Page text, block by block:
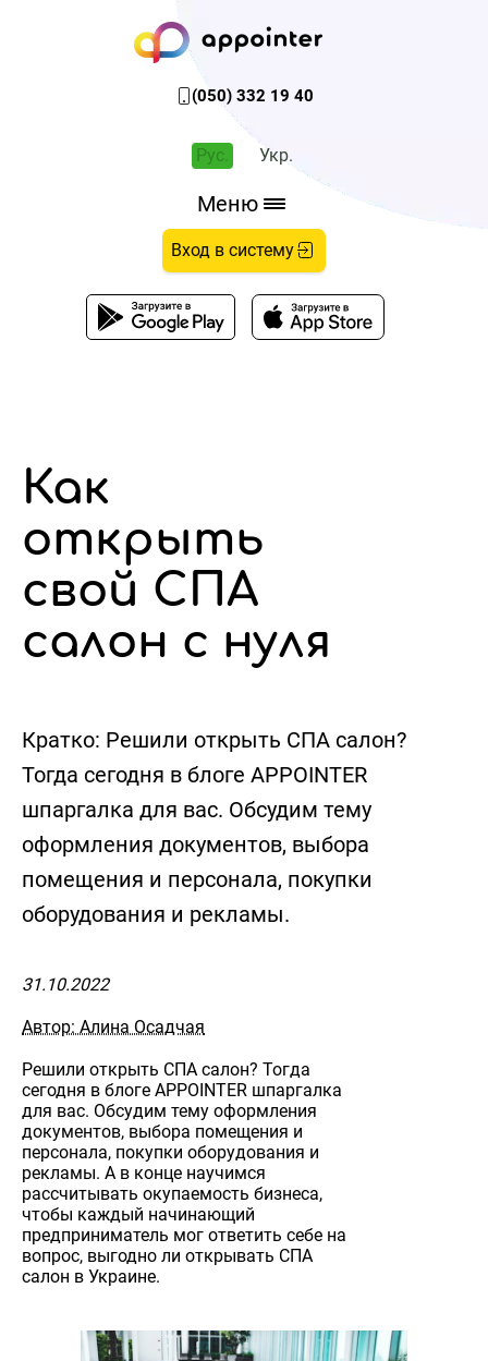
(050) 332 19 40
Рус. Укр.
Меню
Вход в систему
Как
открыть
свой СПА
салон с нуля
Кратко: Решили открыть СПА салон?
Тогда сегодня в блоге APPOINTER
шпаргалка для вас. Обсудим тему
оформления документов, выбора
помещения и персонала, покупки
оборудования и рекламы.
31.10.2022
Автор: Алина Осадчая
Решили открыть СПА салон? Тогда
сегодня в блоге APPOINTER шпаргалка
для вас. Обсудим тему оформления
документов, выбора помещения и
персонала, покупки оборудования и
рекламы. А в конце научимся
рассчитывать окупаемость бизнеса,
чтобы каждый начинающий
предприниматель мог ответить себе на
вопрос, выгодно ли открывать СПА
салон в Украине.